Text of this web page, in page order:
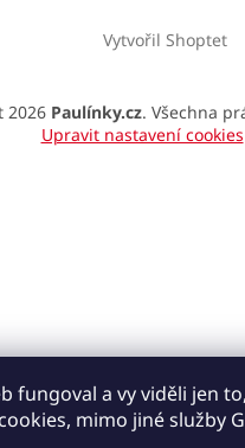
fungoval a vy viděli jen
mimo jiné služby
Vytvořil Shoptet
2026 Paulínky.cz. Všechna
Upravit nastavení cookies